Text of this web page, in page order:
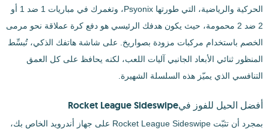
الحركية والرياضية، التي طورتها Psyonix، وتغمرك في مباريات 1 ضد 1 أو
2 ضد 2 محمومة، حيث يكون هدفك الرئيسي هو دفع كرة عملاقة نحو مرمى
الخصم باستخدام مركبات مزودة بصواريخ. على شاشة هاتفك الذكي، تُبسِّط
المنظور ثنائي الأبعاد الجانبي آليات اللعب، لكنه يحافظ على كل العمق
التنافسي الذي يميّز هذه السلسلة الشهيرة.
أفضل الحيل للفوز فيRocket League Sideswipe
بمجرد أن تثبّت Rocket League Sideswipe على جهاز أندرويد الخاص بك،